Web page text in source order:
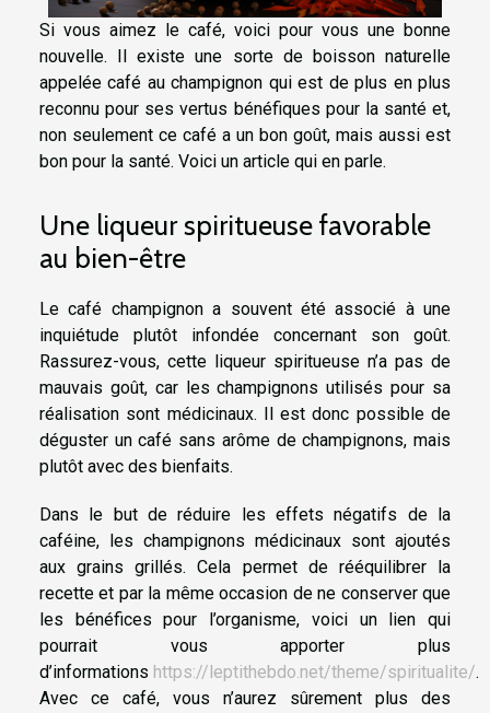
Si vous aimez le café, voici pour vous une bonne
nouvelle. Il existe une sorte de boisson naturelle
appelée café au champignon qui est de plus en plus
reconnu pour ses vertus bénéfiques pour la santé et,
non seulement ce café a un bon goût, mais aussi est
bon pour la santé. Voici un article qui en parle.
Une liqueur spiritueuse favorable
au bien-être
Le café champignon a souvent été associé à une
inquiétude plutôt infondée concernant son goût.
Rassurez-vous, cette liqueur spiritueuse n’a pas de
mauvais goût, car les champignons utilisés pour sa
réalisation sont médicinaux. Il est donc possible de
déguster un café sans arôme de champignons, mais
plutôt avec des bienfaits.
Dans le but de réduire les effets négatifs de la
caféine, les champignons médicinaux sont ajoutés
aux grains grillés. Cela permet de rééquilibrer la
recette et par la même occasion de ne conserver que
les bénéfices pour l’organisme, voici un lien qui
pourrait vous apporter plus
d’informations https://leptithebdo.net/theme/spiritualite/.
Avec ce café, vous n’aurez sûrement plus des